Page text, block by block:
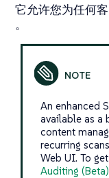
它允许您为任何
。
An enhanced
available as a
content
recurring
Web UI. To
Auditing (Beta)